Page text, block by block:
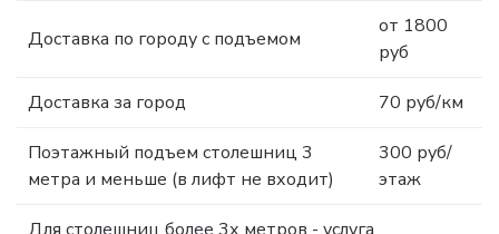
Доставка по городу с подъемом
от 1800
руб
Доставка за город 70 руб/км
Поэтажный подъем столешниц 3
метра и меньше (в лифт не входит)
300 руб/
этаж